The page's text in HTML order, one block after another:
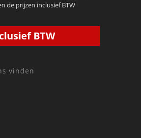
de prijzen inclusief BTW
BTW
vinden